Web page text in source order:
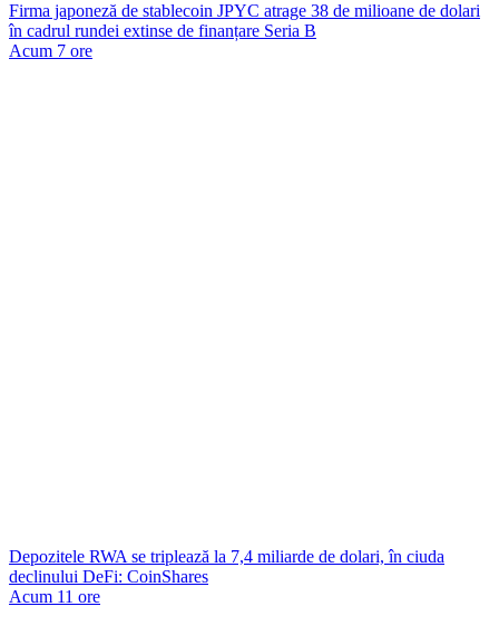
Firma japoneză de stablecoin JPYC atrage 38 de milioane de dolari
în cadrul rundei extinse de finanțare Seria B
Acum 7 ore
Depozitele RWA se triplează la 7,4 miliarde de dolari, în ciuda
declinului DeFi: CoinShares
Acum 11 ore